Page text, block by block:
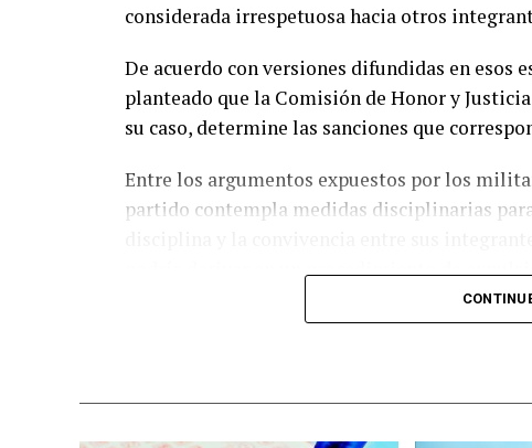
considerada irrespetuosa hacia otros
De acuerdo con versiones difundidas en esos
planteado que la Comisión de Honor y
su caso, determine las sanciones que
Entre los argumentos expuestos por los
partido contempla medidas disciplinarias
Asimismo, abogados con experiencia en
caso.